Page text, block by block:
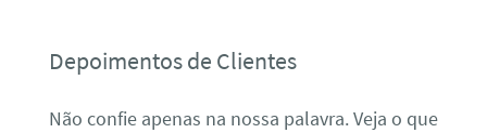
Depoimentos de Clientes
Não confie apenas na nossa palavra. Veja o que